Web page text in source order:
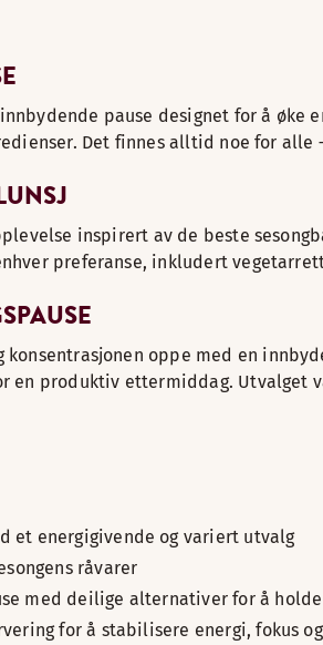
pause designet for å øke
Det finnes alltid noe for
inspirert av de beste
preferanse, inkludert
konsentrasjonen oppe med en
en produktiv ettermiddag.
et energigivende og variert utvalg
råvarer
med deilige alternativer for å
for å stabilisere energi, fokus